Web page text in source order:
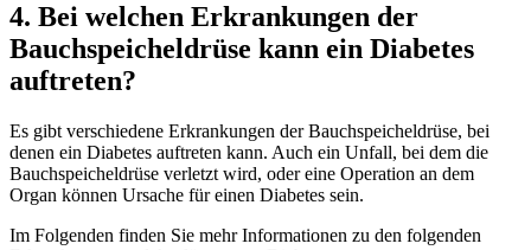
4. Bei welchen Erkrankungen der
Bauchspeicheldrüse kann ein Diabetes
auftreten?
Es gibt verschiedene Erkrankungen der Bauchspeicheldrüse, bei
denen ein Diabetes auftreten kann. Auch ein Unfall, bei dem die
Bauchspeicheldrüse verletzt wird, oder eine Operation an dem
Organ können Ursache für einen Diabetes sein.
Im Folgenden finden Sie mehr Informationen zu den folgenden